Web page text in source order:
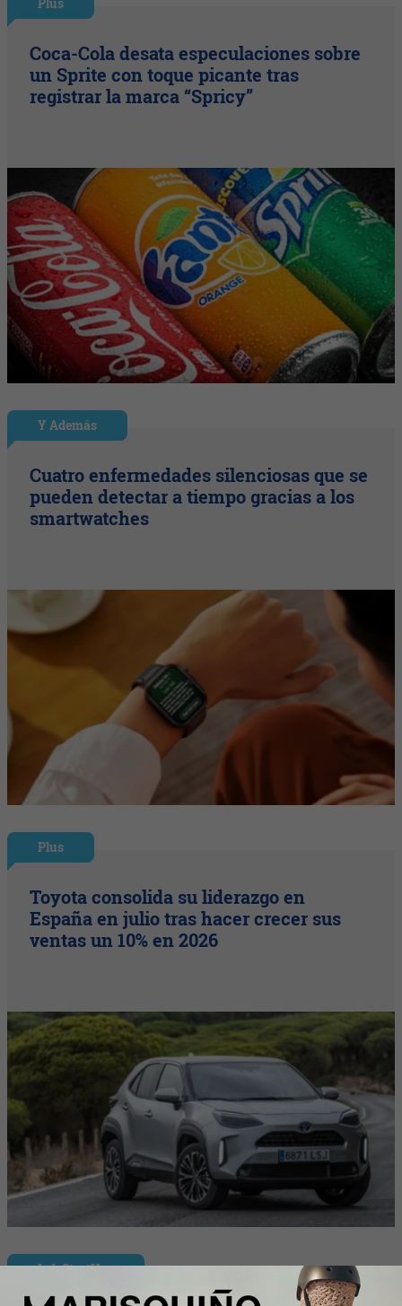
Coca-Cola desata especulaciones sobre
un Sprite con toque picante tras
registrar la marca “Spricy”
Y Además
Cuatro enfermedades silenciosas que se
pueden detectar a tiempo gracias a los
smartwatches
Plus
Toyota consolida su liderazgo en
España en julio tras hacer crecer sus
ventas un 10% en 2026
InfoStartUps